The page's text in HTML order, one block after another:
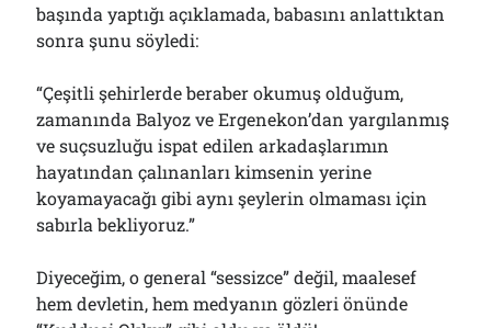
başında yaptığı açıklamada, babasını anlattıktan
sonra şunu söyledi:
“Çeşitli şehirlerde beraber okumuş olduğum,
zamanında Balyoz ve Ergenekon’dan yargılanmış
ve suçsuzluğu ispat edilen arkadaşlarımın
hayatından çalınanları kimsenin yerine
koyamayacağı gibi aynı şeylerin olmaması için
sabırla bekliyoruz.”
Diyeceğim, o general “sessizce” değil, maalesef
hem devletin, hem medyanın gözleri önünde